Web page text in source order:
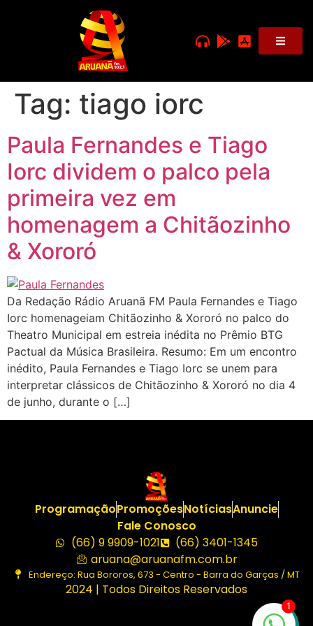
Tag: tiago iorc
Paula Fernandes e Tiago
Iorc dividem o palco pela
primeira vez em
homenagem a Chitãozinho
& Xororó
Da Redação Rádio Aruanã FM Paula Fernandes e Tiago
Iorc homenageiam Chitãozinho & Xororó no palco do
Theatro Municipal em estreia inédita no Prêmio BTG
Pactual da Música Brasileira. Resumo: Em um encontro
inédito, Paula Fernandes e Tiago Iorc se unem para
interpretar clássicos de Chitãozinho & Xororó no dia 4
de junho, durante o […]
ProgramaçãoPromoçõesNotíciasAnuncie
Fale Conosco
(66) 9 9909-1021
(66) 3401-1345
aruana@aruanafm.com.br
Endereço: Rua Bororos, 673 - Centro - Barra do Garças / MT
2024 | Todos Direitos Reservados
1